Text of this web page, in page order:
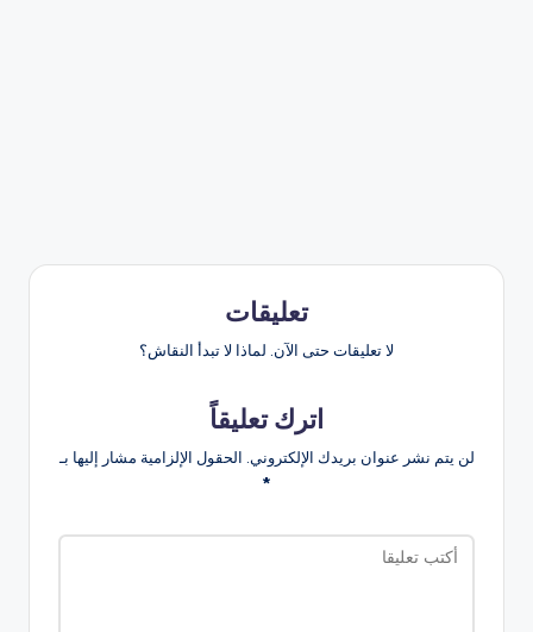
تعليقات
لا تعليقات حتى الآن. لماذا لا تبدأ النقاش؟
اترك تعليقاً
لن يتم نشر عنوان بريدك الإلكتروني. الحقول الإلزامية مشار إليها بـ
*